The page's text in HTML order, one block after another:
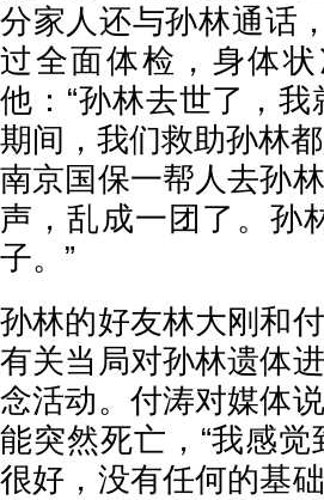
分家人还与孙林通话
过全面体检，身体
他：“孙林去世了，
期间，我们救助孙林
南京国保一帮人去孙
声，乱成一团了。孙
子。”
孙林的好友林大刚和
有关当局对孙林遗体
念活动。付涛对媒体
能突然死亡，“我感
很好，没有任何的基